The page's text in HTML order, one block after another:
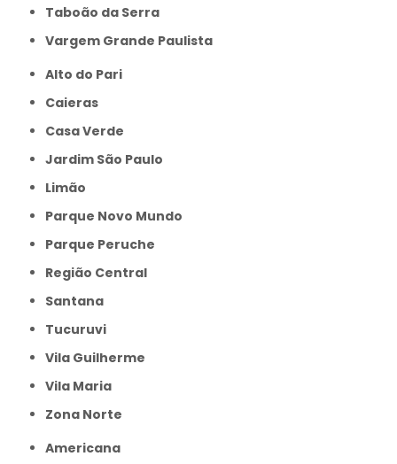
Taboão da Serra
Vargem Grande Paulista
Alto do Pari
Caieras
Casa Verde
Jardim São Paulo
Limão
Parque Novo Mundo
Parque Peruche
Região Central
Santana
Tucuruvi
Vila Guilherme
Vila Maria
Zona Norte
Americana